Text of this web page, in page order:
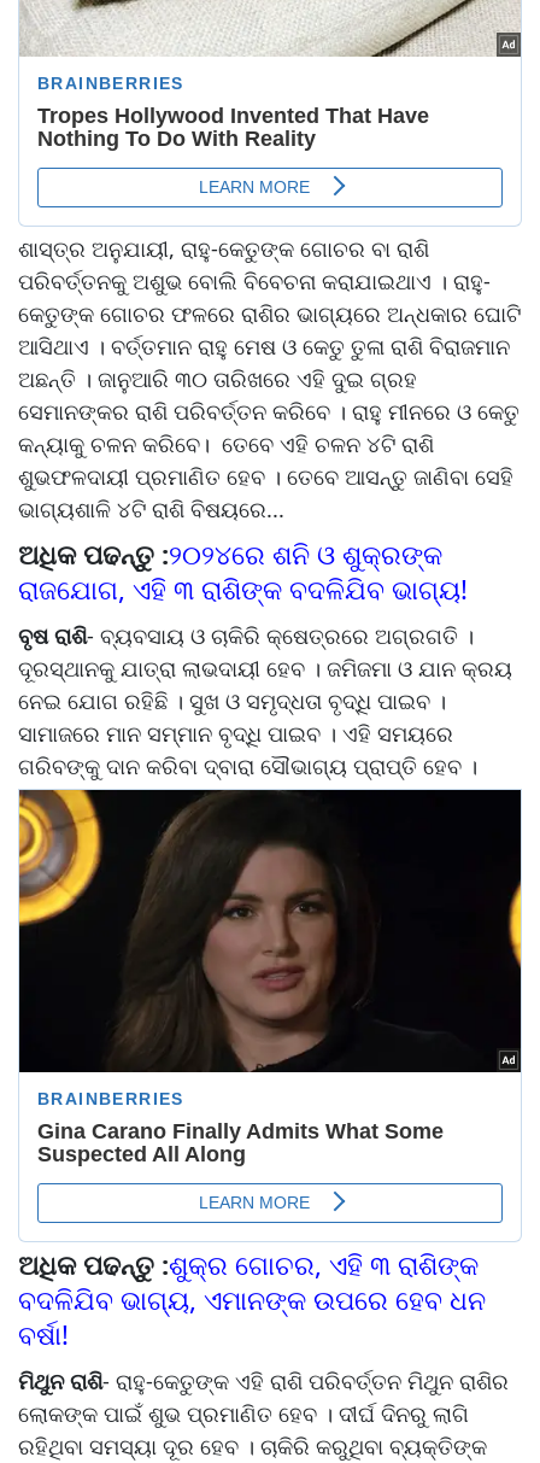
ଶାସ୍ତ୍ର ଅନୁଯାୟୀ, ରାହୁ-କେତୁଙ୍କ ଗୋଚର ବା ରାଶି
ପରିବର୍ତ୍ତନକୁ ଅଶୁଭ ବୋଲି ବିବେଚନା କରାଯାଇଥାଏ । ରାହୁ-
କେତୁଙ୍କ ଗୋଚର ଫଳରେ ରାଶିର ଭାଗ୍ୟରେ ଅନ୍ଧକାର ଘୋଟି
ଆସିଥାଏ । ବର୍ତ୍ତମାନ ରାହୁ ମେଷ ଓ କେତୁ ତୁଳା ରାଶି ବିରାଜମାନ
ଅଛନ୍ତି । ଜାନୁଆରି ୩୦ ତାରିଖରେ ଏହି ଦୁଇ ଗ୍ରହ
ସେମାନଙ୍କର ରାଶି ପରିବର୍ତ୍ତନ କରିବେ । ରାହୁ ମୀନରେ ଓ କେତୁ
କନ୍ୟାକୁ ଚଳନ କରିବେ। ତେବେ ଏହି ଚଳନ ୪ଟି ରାଶି
ଶୁଭଫଳଦାୟୀ ପ୍ରମାଣିତ ହେବ । ତେବେ ଆସନ୍ତୁ ଜାଣିବା ସେହି
ଭାଗ୍ୟଶାଳି ୪ଟି ରାଶି ବିଷୟରେ...
ଅଧିକ ପଢନ୍ତୁ :୨୦୨୪ରେ ଶନି ଓ ଶୁକ୍ରଙ୍କ
ରାଜଯୋଗ, ଏହି ୩ ରାଶିଙ୍କ ବଦଳିଯିବ ଭାଗ୍ୟ!
ବୃଷ ରାଶି- ବ୍ୟବସାୟ ଓ ଚାକିରି କ୍ଷେତ୍ରରେ ଅଗ୍ରଗତି ।
ଦୂରସ୍ଥାନକୁ ଯାତ୍ରା ଲାଭଦାୟୀ ହେବ । ଜମିଜମା ଓ ଯାନ କ୍ରୟ
ନେଇ ଯୋଗ ରହିଛି । ସୁଖ ଓ ସମୃଦ୍ଧତା ବୃଦ୍ଧି ପାଇବ ।
ସାମାଜରେ ମାନ ସମ୍ମାନ ବୃଦ୍ଧି ପାଇବ । ଏହି ସମୟରେ
ଗରିବଙ୍କୁ ଦାନ କରିବା ଦ୍ବାରା ସୌଭାଗ୍ୟ ପ୍ରାପ୍ତି ହେବ ।
ଅଧିକ ପଢନ୍ତୁ :ଶୁକ୍ର ଗୋଚର, ଏହି ୩ ରାଶିଙ୍କ
ବଦଳିଯିବ ଭାଗ୍ୟ, ଏମାନଙ୍କ ଉପରେ ହେବ ଧନ
ବର୍ଷା!
ମିଥୁନ ରାଶି- ରାହୁ-କେତୁଙ୍କ ଏହି ରାଶି ପରିବର୍ତ୍ତନ ମିଥୁନ ରାଶିର
ଲୋକଙ୍କ ପାଇଁ ଶୁଭ ପ୍ରମାଣିତ ହେବ । ଦୀର୍ଘ ଦିନରୁ ଲାଗି
ରହିଥିବା ସମସ୍ୟା ଦୂର ହେବ । ଚାକିରି କରୁଥିବା ବ୍ୟକ୍ତିଙ୍କ